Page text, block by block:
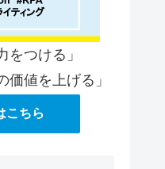
をつける」
価値を上げる」
こちら